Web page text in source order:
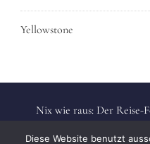
Yellowstone
Nix wie raus: Der Reise-
Diese Website benutzt